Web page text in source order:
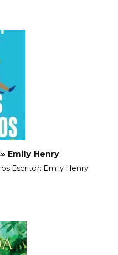
Emily Henry
Еscritor: Emily Henry